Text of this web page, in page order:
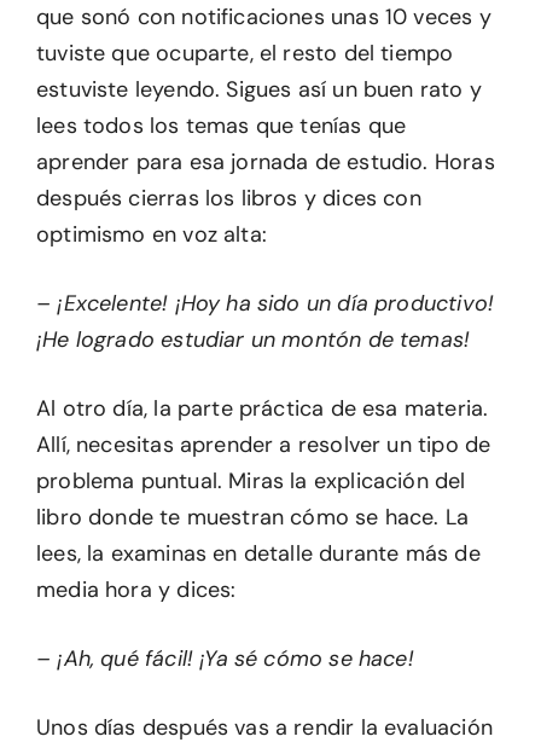
que sonó con notificaciones unas 10 veces y
tuviste que ocuparte, el resto del tiempo
estuviste leyendo. Sigues así un buen rato y
lees todos los temas que tenías que
aprender para esa jornada de estudio. Horas
después cierras los libros y dices con
optimismo en voz alta:
– ¡Excelente! ¡Hoy ha sido un día productivo!
¡He logrado estudiar un montón de temas!
Al otro día, la parte práctica de esa materia.
Allí, necesitas aprender a resolver un tipo de
problema puntual. Miras la explicación del
libro donde te muestran cómo se hace. La
lees, la examinas en detalle durante más de
media hora y dices:
– ¡Ah, qué fácil! ¡Ya sé cómo se hace!
Unos días después vas a rendir la evaluación